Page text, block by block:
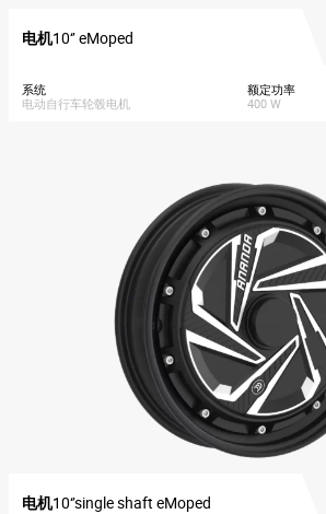
电机10‘’ eMoped
系统
电动自行车轮毂电机
额定功率
400 W
电机10‘’single shaft eMoped